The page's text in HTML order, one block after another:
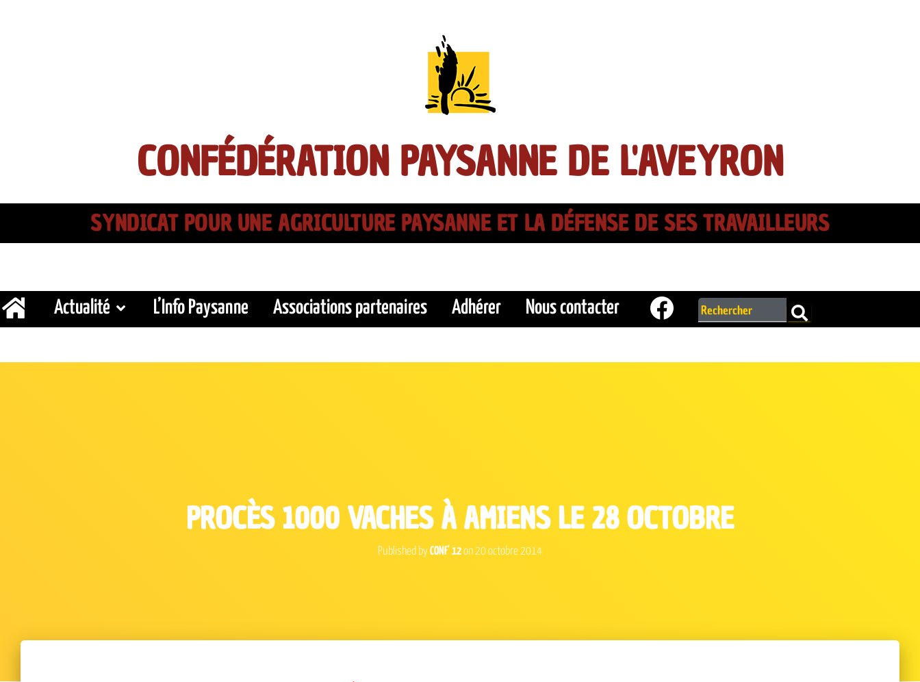
CONFÉDÉRATION PAYSANNE DE L'AVEYRON
SYNDICAT POUR UNE AGRICULTURE PAYSANNE ET LA DÉFENSE DE SES TRAVAILLEURS
Actualité L’Info Paysanne Associations partenaires Adhérer Nous contacter
PROCÈS 1000 VACHES À AMIENS LE 28 OCTOBRE
Published by CONF' 12on20 octobre 2014